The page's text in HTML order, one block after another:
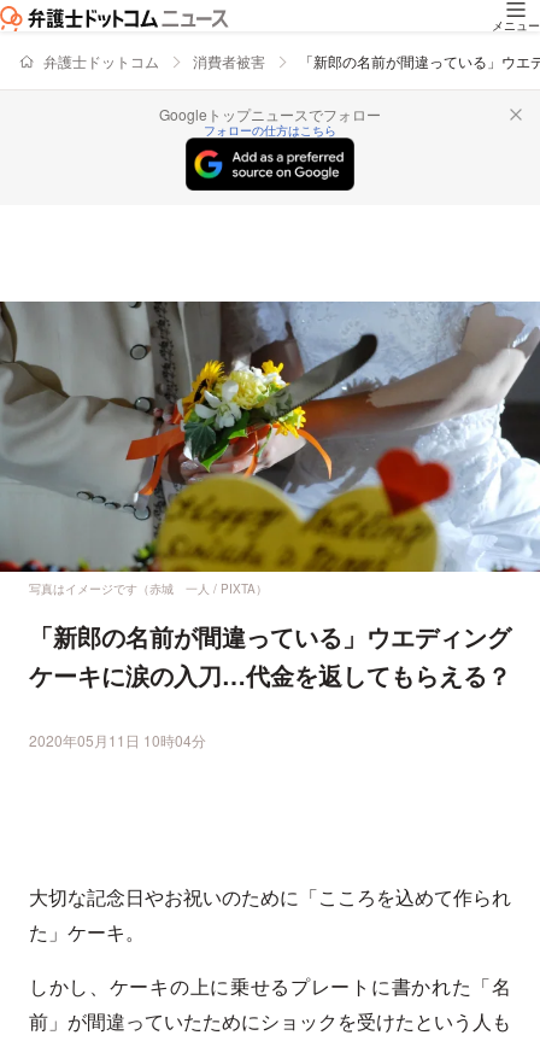
メニュー
弁護士ドットコム 消費者被害 「新郎の名前が間違っている」ウ
Googleトップニュースでフォロー
フォローの仕方はこちら
写真はイメージです（赤城 一人 / PIXTA）
「新郎の名前が間違っている」ウエディング
ケーキに涙の入刀…代金を返してもらえる？
2020年05月11日 10時04分
大切な記念日やお祝いのために「こころを込めて作られ
た」ケーキ。
しかし、ケーキの上に乗せるプレートに書かれた「名
前」が間違っていたためにショックを受けたという人も